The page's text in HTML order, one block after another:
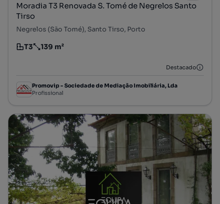
Moradia T3 Renovada S. Tomé de Negrelos Santo
Tirso
Negrelos (São Tomé), Santo Tirso, Porto
Tipologia
T3
Preço por metro quadrado
139 m²
Destacado
Promovip - Sociedade de Mediação Imobiliária, Lda
Profissional